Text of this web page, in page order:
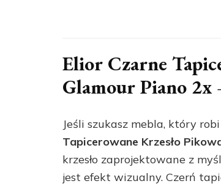
Elior Czarne
Glamour Piano 2x
Jeśli szukasz mebla, który
Tapicerowane Krzesło
krzesło zaprojektowane z
jest efekt wizualny. Czerń